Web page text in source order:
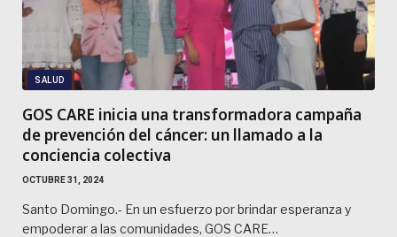
SALUD
GOS CARE inicia una transformadora campaña
de prevención del cáncer: un llamado a la
conciencia colectiva
OCTUBRE 31, 2024
Santo Domingo.- En un esfuerzo por brindar esperanza y
empoderar a las comunidades, GOS CARE…